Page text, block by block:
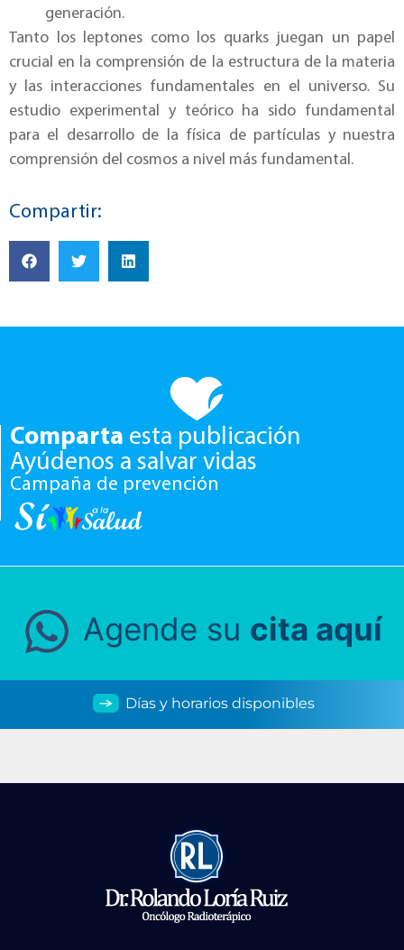
generación.
Tanto los leptones como los quarks juegan un papel
crucial en la comprensión de la estructura de la materia
y las interacciones fundamentales en el universo. Su
estudio experimental y teórico ha sido fundamental
para el desarrollo de la física de partículas y nuestra
comprensión del cosmos a nivel más fundamental.
Compartir:
Comparta esta publicación
Ayúdenos a salvar vidas
Campaña de prevención
Agende su cita aquí
Días y horarios disponibles